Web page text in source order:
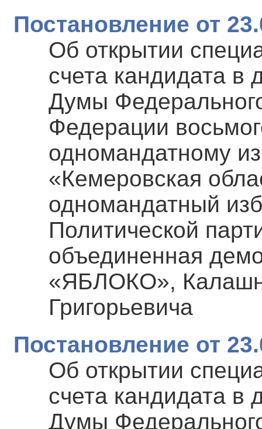
Постановление от
Об открытии
счета кандидата в
Думы
Федерации
одномандатному
«Кемеровская
одномандатный
Политической
объединенная
«ЯБЛОКО»,
Григорьевича
Постановление от
Об открытии
счета кандидата в
Думы